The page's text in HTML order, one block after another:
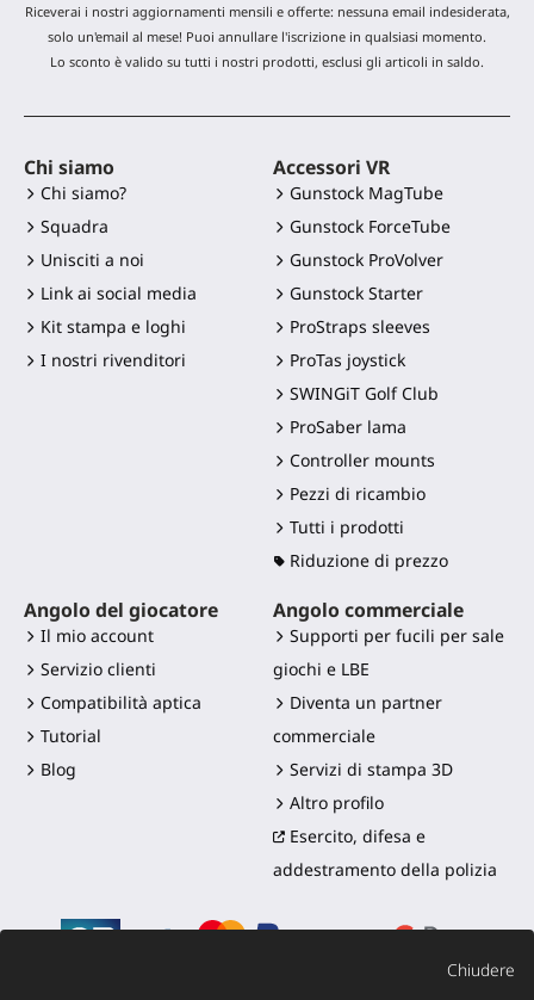
Riceverai i nostri aggiornamenti mensili e offerte: nessuna email indesiderata,
solo un'email al mese! Puoi annullare l'iscrizione in qualsiasi momento.
Lo sconto è valido su tutti i nostri prodotti, esclusi gli articoli in saldo.
Chi siamo
Chi siamo?
Squadra
Unisciti a noi
Link ai social media
Kit stampa e loghi
I nostri rivenditori
Accessori VR
Gunstock MagTube
Gunstock ForceTube
Gunstock ProVolver
Gunstock Starter
ProStraps sleeves
ProTas joystick
SWINGiT Golf Club
ProSaber lama
Controller mounts
Pezzi di ricambio
Tutti i prodotti
Riduzione di prezzo
Angolo del giocatore
Il mio account
Servizio clienti
Compatibilità aptica
Tutorial
Blog
Angolo commerciale
Supporti per fucili per sale
giochi e LBE
Diventa un partner
commerciale
Servizi di stampa 3D
Altro profilo
Esercito, difesa e
addestramento della polizia
Chiudere